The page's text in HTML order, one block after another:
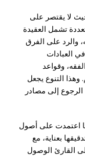
لا يقتصر على
تشمل العقيدة
والرد على الفرق
العبادات
وقواعد
وهذا التنوع يجعل
إلى مصادر
اعتمدت على أصول
بعناية، مع
القارئ الوصول